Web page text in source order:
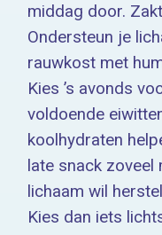
middag door.
Ondersteun je
rauwkost met
Kies ’s avonds
voldoende
koolhydraten
late snack
lichaam wil
Kies dan iets